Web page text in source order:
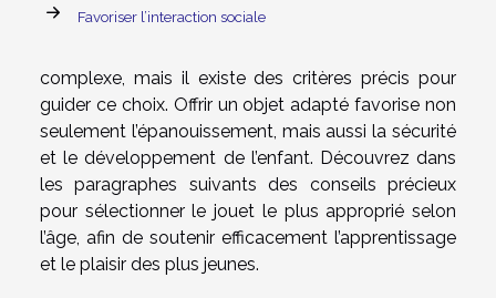
Favoriser l’interaction sociale
complexe, mais il existe des critères précis pour
guider ce choix. Offrir un objet adapté favorise non
seulement l’épanouissement, mais aussi la sécurité
et le développement de l’enfant. Découvrez dans
les paragraphes suivants des conseils précieux
pour sélectionner le jouet le plus approprié selon
l’âge, afin de soutenir efficacement l’apprentissage
et le plaisir des plus jeunes.